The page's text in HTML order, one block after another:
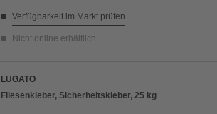
Verfügbarkeit im Markt prüfen
Nicht online erhältlich
LUGATO
Fliesenkleber, Sicherheitskleber, 25 kg